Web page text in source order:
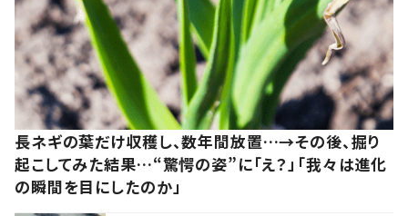
長ネギの葉だけ収穫し、数年間放置…→その後、掘り
起こしてみた結果…“驚愕の姿”に「え？」「我々は進化
の瞬間を目にしたのか」